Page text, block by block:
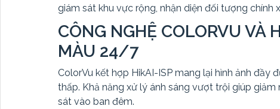
giám sát khu vực rộng, nhận diện đối tượng chính
CÔNG NGHỆ COLORVU VÀ
MÀU 24/7
ColorVu kết hợp HikAI-ISP mang lại hình ảnh đầy
thấp. Khả năng xử lý ánh sáng vượt trội giúp
sát vào ban đêm.